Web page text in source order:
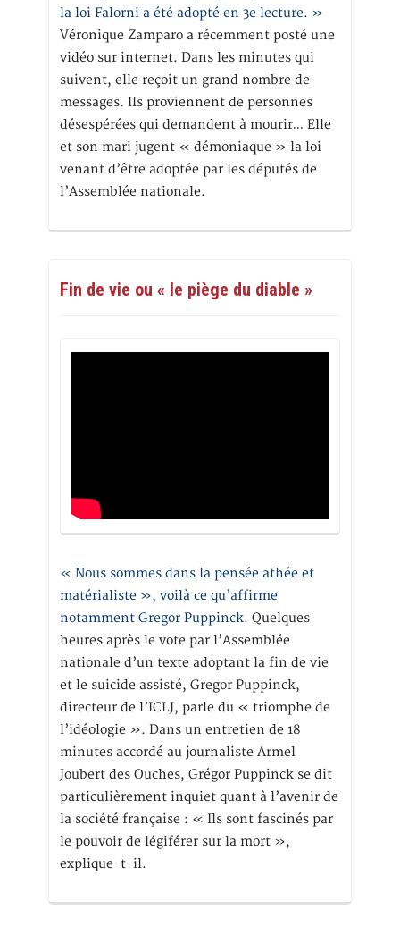
la loi Falorni a été adopté en 3e lecture. »
Véronique Zamparo a récemment posté une
vidéo sur internet. Dans les minutes qui
suivent, elle reçoit un grand nombre de
messages. Ils proviennent de personnes
désespérées qui demandent à mourir… Elle
et son mari jugent « démoniaque » la loi
venant d’être adoptée par les députés de
l’Assemblée nationale.
Fin de vie ou « le piège du diable »
« Nous sommes dans la pensée athée et
matérialiste », voilà ce qu’affirme
notamment Gregor Puppinck. Quelques
heures après le vote par l’Assemblée
nationale d’un texte adoptant la fin de vie
et le suicide assisté, Gregor Puppinck,
directeur de l’ICLJ, parle du « triomphe de
l’idéologie ». Dans un entretien de 18
minutes accordé au journaliste Armel
Joubert des Ouches, Grégor Puppinck se dit
particulièrement inquiet quant à l’avenir de
la société française : « Ils sont fascinés par
le pouvoir de légiférer sur la mort »,
explique-t-il.